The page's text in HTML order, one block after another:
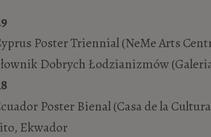
Poster Triennial (NeMe Arts
Dobrych Łodzianizmów
Poster Bienal (Casa de la
Ekwador